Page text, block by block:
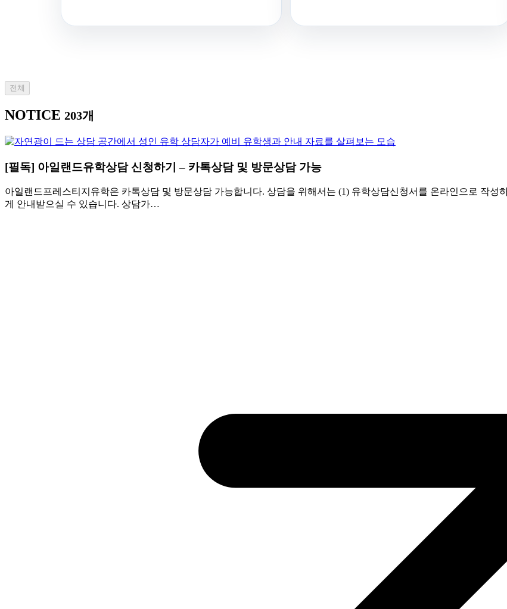
전체
NOTICE 203개
[필독] 아일랜드유학상담 신청하기 – 카톡상담 및 방문상담 가능
아일랜드프레스티지유학은 카톡상담 및 방문상담 가능합니다. 상담을 위해서는 (1) 유학상담신청서를 온라인으로 작
게 안내받으실 수 있습니다. 상담가…